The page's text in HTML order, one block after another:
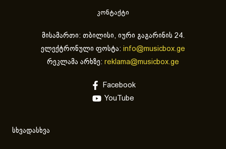
კონტაქტი
მისამართი: თბილისი, იური გაგარინის 24.
ელექტრონული ფოსტა: info@musicbox.ge
რეკლამა არხზე: reklama@musicbox.ge
Facebook
YouTube
სხვადასხვა